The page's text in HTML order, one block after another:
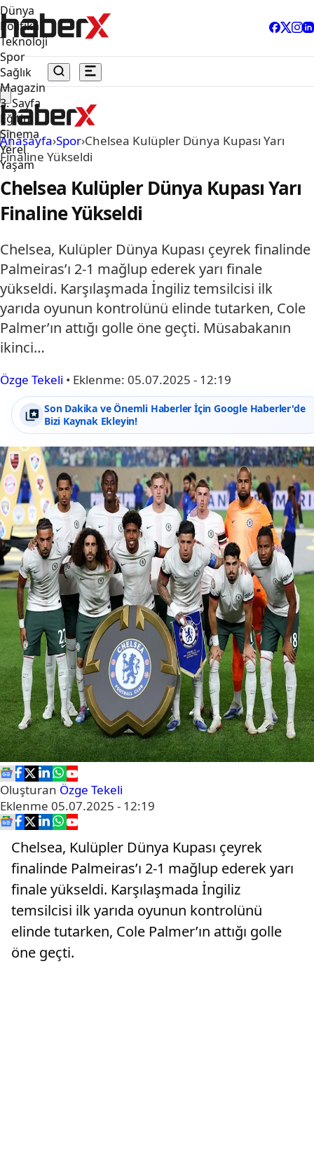
Dünya
Politika
Teknoloji
Spor
Sağlık
Magazin
3. Sayfa
Eğitim
Sinema
Yerel
Yaşam
Anasayfa›Spor›Chelsea Kulüpler Dünya Kupası Yarı
Finaline Yükseldi
Chelsea Kulüpler Dünya Kupası Yarı
Finaline Yükseldi
Chelsea, Kulüpler Dünya Kupası çeyrek finalinde
Palmeiras’ı 2-1 mağlup ederek yarı finale
yükseldi. Karşılaşmada İngiliz temsilcisi ilk
yarıda oyunun kontrolünü elinde tutarken, Cole
Palmer’ın attığı golle öne geçti. Müsabakanın
ikinci…
Özge Tekeli • Eklenme: 05.07.2025 - 12:19
Son Dakika ve Önemli Haberler İçin Google Haberler'de
Bizi Kaynak Ekleyin!
Oluşturan Özge Tekeli
Eklenme 05.07.2025 - 12:19
Chelsea, Kulüpler Dünya Kupası çeyrek
finalinde Palmeiras’ı 2-1 mağlup ederek yarı
finale yükseldi. Karşılaşmada İngiliz
temsilcisi ilk yarıda oyunun kontrolünü
elinde tutarken, Cole Palmer’ın attığı golle
öne geçti.